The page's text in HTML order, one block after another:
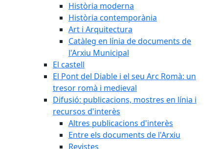
Història moderna
Història contemporània
Art i Arquitectura
Catàleg en línia de documents de
l'Arxiu Municipal
El castell
El Pont del Diable i el seu Arc Romà: un
tresor romà i medieval
Difusió: publicacions, mostres en línia i
recursos d'interès
Altres publicacions d'interès
Entre els documents de l'Arxiu
Revistes